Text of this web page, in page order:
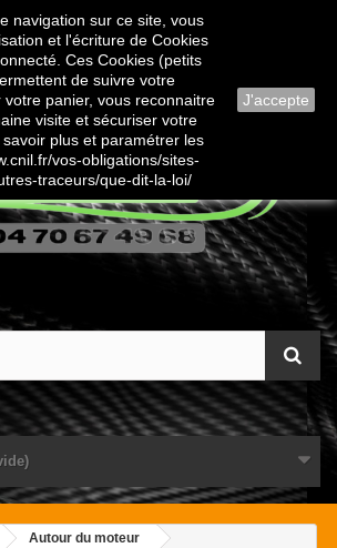
Contactez-nous
Autour du moteur
navigation sur ce site, vous
et l'écriture de Cookies
Ces Cookies (petits
de suivre votre
panier, vous reconnaitre
visite et sécuriser votre
plus et paramétrer les
vos-obligations/sites-
traceurs/que-dit-la-loi/
J'accepte